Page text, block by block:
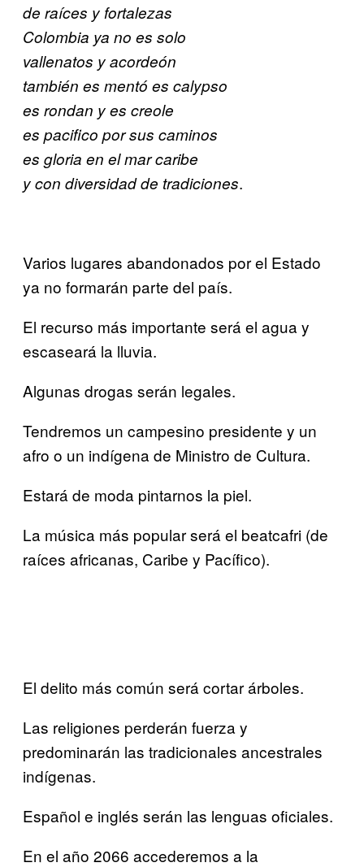
de raíces y fortalezas
Colombia ya no es solo
vallenatos y acordeón
también es mentó es calypso
es rondan y es creole
es pacifico por sus caminos
es gloria en el mar caribe
y con diversidad de tradiciones.
Varios lugares abandonados por el Estado
ya no formarán parte del país.
El recurso más importante será el agua y
escaseará la lluvia.
Algunas drogas serán legales.
Tendremos un campesino presidente y un
afro o un indígena de Ministro de Cultura.
Estará de moda pintarnos la piel.
La música más popular será el beatcafri (de
raíces africanas, Caribe y Pacífico).
El delito más común será cortar árboles.
Las religiones perderán fuerza y
predominarán las tradicionales ancestrales
indígenas.
Español e inglés serán las lenguas oficiales.
En el año 2066 accederemos a la